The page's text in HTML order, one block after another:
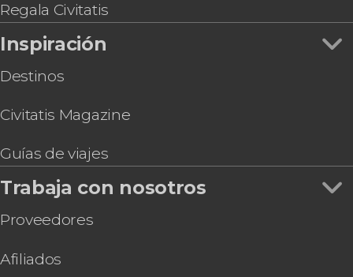
Regala Civitatis
Inspiración
Destinos
Civitatis Magazine
Guías de viajes
Trabaja con nosotros
Proveedores
Afiliados